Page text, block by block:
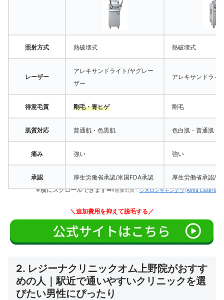
照射方式 熱破壊式 熱破壊式
レーザー
アレキサンドライト/ヤグレー
ザー
アレキサンドライ
得意毛質 剛毛・青ヒゲ 剛毛
肌質対応 普通肌・色黒肌 色白肌・普通肌
痛み 強い 強い
承認 厚生労働省承認/米国FDA承認
厚生労働省承認/米
※横にスクロールできます➡※画像出典：シネロンキャンデラ/Alma Lasers
＼追加費用を抑えて脱毛する／
2. レジーナクリニックオム上野院がおすす
めの人｜駅近で通いやすいクリニックを選
びたい男性にぴったり